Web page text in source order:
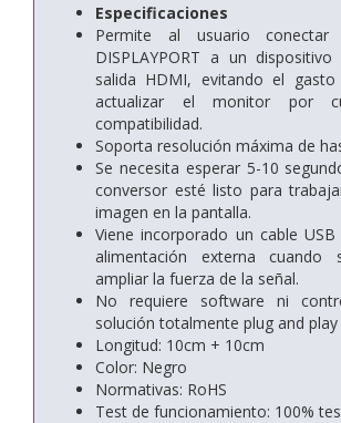
Especificaciones
Permite al usuario conectar
DISPLAYPORT a un
salida HDMI, evitando el
actualizar el monitor por
compatibilidad.
Soporta resolución máxima de
Se necesita esperar 5-10
conversor esté listo para
imagen en la pantalla.
Viene incorporado un cable
alimentación externa cuando
ampliar la fuerza de la señal.
No requiere software ni
solución totalmente plug and play
Longitud: 10cm + 10cm
Color: Negro
Normativas: RoHS
Test de funcionamiento: 100%